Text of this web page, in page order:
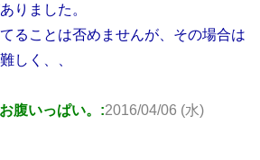
りました。
ることは否めませんが、その場合は
しく、、
腹いっぱい。:2016/04/06 (水)